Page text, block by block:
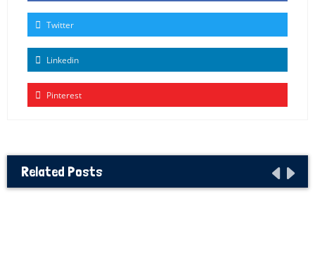
Twitter
Linkedin
Pinterest
Related Posts